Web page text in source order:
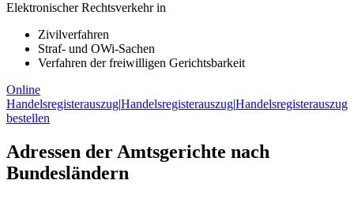
Elektronischer Rechtsverkehr in
Zivilverfahren
Straf- und OWi-Sachen
Verfahren der freiwilligen Gerichtsbarkeit
Online
Handelsregisterauszug|Handelsregisterauszug|Handelsregisterauszug
bestellen
Adressen der Amtsgerichte nach
Bundesländern